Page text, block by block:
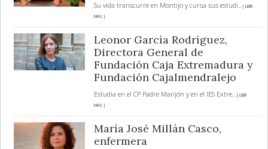
Su vida transcurre en Montijo y cursa sus estudi... [ LEER
MÁS ]
Leonor García Rodríguez,
Directora General de
Fundación Caja Extremadura y
Fundación Cajalmendralejo
Estudia en el CP Padre Manjón y en el IES Extre... [ LEER
MÁS ]
María José Millán Casco,
enfermera